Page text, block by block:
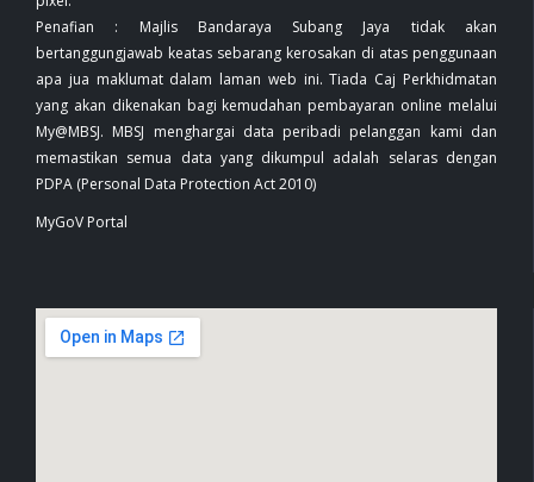
Penafian : Majlis Bandaraya Subang Jaya tidak akan
bertanggungjawab keatas sebarang kerosakan di atas penggunaan
apa jua maklumat dalam laman web ini. Tiada Caj Perkhidmatan
yang akan dikenakan bagi kemudahan pembayaran online melalui
My@MBSJ. MBSJ menghargai data peribadi pelanggan kami dan
memastikan semua data yang dikumpul adalah selaras dengan
PDPA (Personal Data Protection Act 2010)
MyGoV Portal